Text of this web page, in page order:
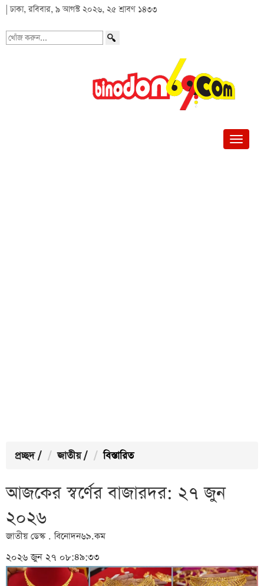
| ঢাকা, রবিবার, ৯ আগস্ট ২০২৬, ২৫ শ্রাবণ ১৪৩৩
খোঁজ
প্রচ্ছদ / জাতীয় / বিস্তারিত
আজকের স্বর্ণের বাজারদর: ২৭ জুন
২০২৬
জাতীয় ডেস্ক . বিনোদন৬৯.কম
২০২৬ জুন ২৭ ০৮:৪৯:৩৩